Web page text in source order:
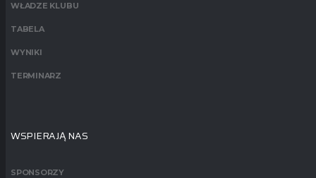
WŁADZE KLUBU
TABELA
WYNIKI
TERMINARZ
WSPIERAJĄ NAS
SPONSORZY